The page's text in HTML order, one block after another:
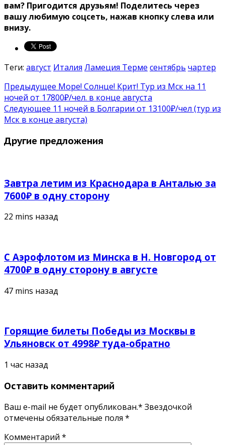
вам? Пригодится друзьям! Поделитесь через
вашу любимую соцсеть, нажав кнопку слева или
внизу.
Теги: август Италия Ламеция Терме сентябрь чартер
Предыдущее Море! Солнце! Крит! Тур из Мск на 11
ночей от 17800₽/чел. в конце августа
Следующее 11 ночей в Болгарии от 13100₽/чел (тур из
Мск в конце августа)
Другие предложения
Завтра летим из Краснодара в Анталью за
7600₽ в одну сторону
22 mins назад
С Аэрофлотом из Минска в Н. Новгород от
4700₽ в одну сторону в августе
47 mins назад
Горящие билеты Победы из Москвы в
Ульяновск от 4998₽ туда-обратно
1 час назад
Оставить комментарий
Ваш e-mail не будет опубликован.* Звездочкой
отмечены обязательные поля *
Комментарий *